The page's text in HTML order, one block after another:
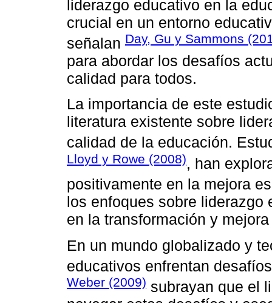
liderazgo educativo en la
crucial en un entorno
señalan Day, Gu y Sammons
para abordar los desafíos
calidad para todos.
La importancia de este
literatura existente sobre
calidad de la educación.
Lloyd y Rowe (2008), han
positivamente en la mejora
los enfoques sobre liderazgo
en la transformación y
En un mundo globalizado y
educativos enfrentan
Weber (2009) subrayan que el